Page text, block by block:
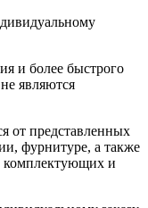
и более быстрого
являются
от представленных
фурнитуре, а также
комплектующих и